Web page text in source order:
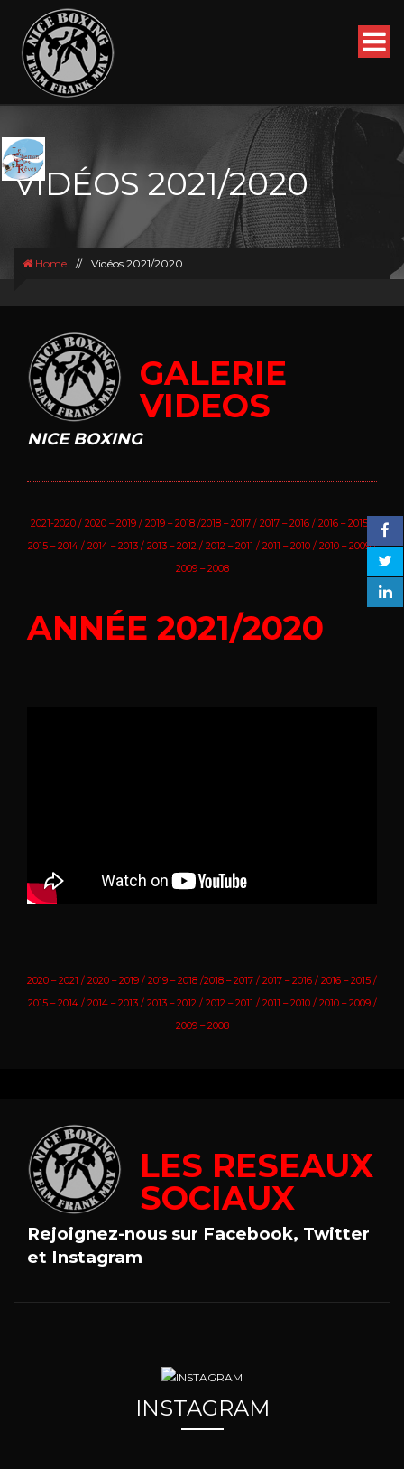
VIDÉOS 2021/2020
Home // Vidéos 2021/2020
GALERIE
VIDEOS
NICE BOXING
2021-2020/ 2020 – 2019/ 2019 – 2018/2018 – 2017/ 2017 – 2016/ 2016 – 2015
2015 – 2014/ 2014 – 2013/ 2013 – 2012/ 2012 – 2011 / 2011 – 2010/2010 – 2009/
2009 – 2008
ANNÉE 2021/2020
2020 – 2021 / 2020 – 2019 / 2019 – 2018 /2018 – 2017 / 2017 – 2016 / 2016 – 2015 /
2015 – 2014/ 2014 – 2013/ 2013 – 2012/ 2012 – 2011 / 2011 – 2010/2010 – 2009/
2009 – 2008
LES RESEAUX
SOCIAUX
Rejoignez-nous sur Facebook, Twitter
et Instagram
INSTAGRAM